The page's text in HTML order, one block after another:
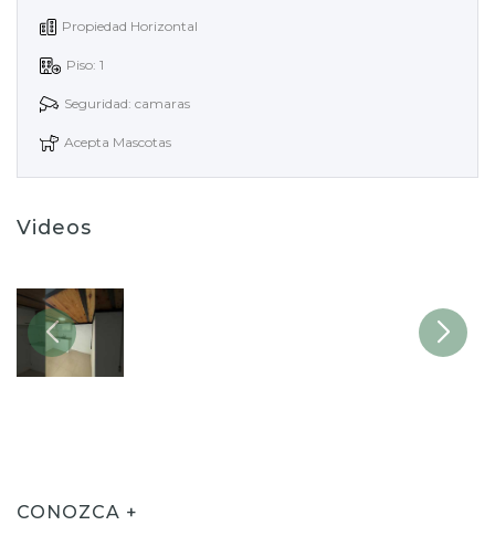
Propiedad Horizontal
Piso: 1
Seguridad: camaras
Acepta Mascotas
Videos
CONOZCA +